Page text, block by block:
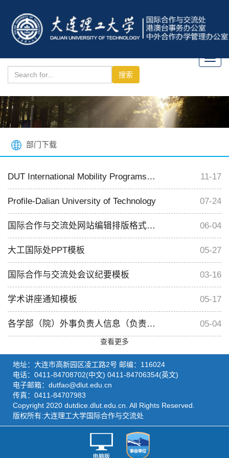
部门下载
DUT International Mobility Programs-Dec 2021 11-17
Profile-Dalian University of Technology 07-24
国际合作与交流处网站编辑排版格式规范 06-04
大工国际处PPT模板 05-27
国际合作与交流处会议纪要模板 03-16
学术讲座通知模板 05-17
各学部（院）外事负责人信息（负责交换生报名材料汇总） 05-04
查看更多
地址：大连市高新园区凌工路2号 邮编：116024
电话：0411-84708702(中文) 0411-84706354(英文)
电子邮箱：dutfao@dlut.edu.cn
传真：0411-84707983
Copyright 2020 dutdice.dlut.edu.cn. All Rights Reserved.
版权所有:大连理工大学国际合作与交流处